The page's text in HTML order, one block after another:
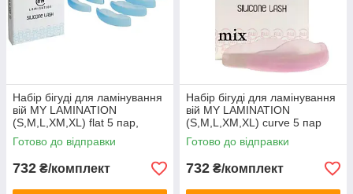
Набір бігуді для ламінування
вій MY LAMINATION
(S,М,L,ХМ,XL) flat 5 пар,
(плоскі) колір блакитний
Готово до відправки
732 ₴/комплект
Набір бігуді для ламінування
вій MY LAMINATION
(S,М,L,ХМ,XL) curve 5 пар
(випуклі для круглого
завитка), колір рожевий
Готово до відправки
732 ₴/комплект